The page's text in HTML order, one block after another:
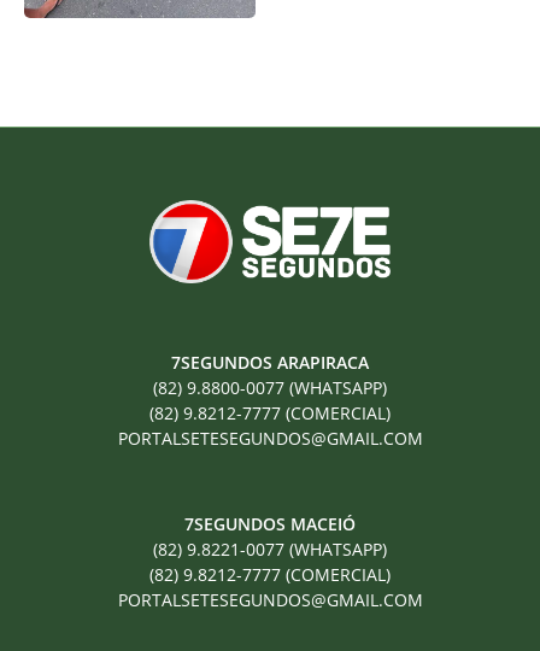
7SEGUNDOS ARAPIRACA
(82) 9.8800-0077 (WHATSAPP)
(82) 9.8212-7777 (COMERCIAL)
PORTALSETESEGUNDOS@GMAIL.COM
7SEGUNDOS MACEIÓ
(82) 9.8221-0077 (WHATSAPP)
(82) 9.8212-7777 (COMERCIAL)
PORTALSETESEGUNDOS@GMAIL.COM